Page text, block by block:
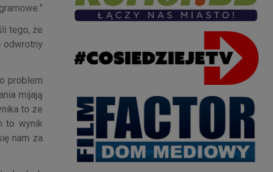
tego, że
odwrotny
problem
mijają
to ze
to wynik
nam za